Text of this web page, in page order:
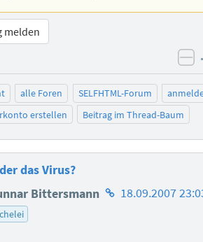
melden
alle Foren SELFHTML-Forum
erstellen
Beitrag im Thread-Baum
das Virus?
Bittersmann Homepage
18.09.2007